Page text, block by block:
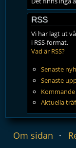
RSS
Vi har lagt ut
i RSS-format.
Vad är RSS?
Senaste
Senaste
Aktuella
Om sidan